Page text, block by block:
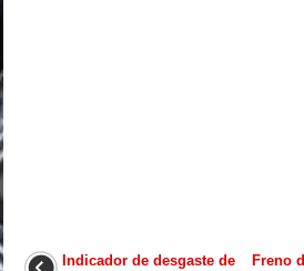
Indicador de desgaste de
Freno